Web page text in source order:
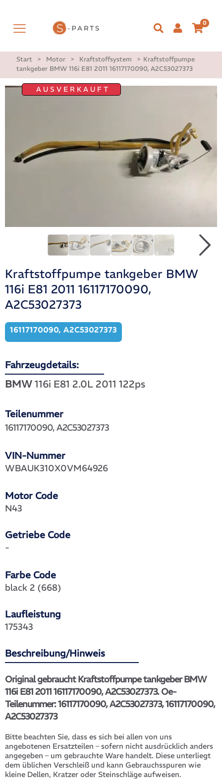
0
Start > Motor > Kraftstoffsystem > Kraftstoffpumpe
tankgeber BMW 116i E81 2011 16117170090, A2C53027373
AUSVERKAUFT
Kraftstoffpumpe tankgeber BMW
116i E81 2011 16117170090,
A2C53027373
16117170090, A2C53027373
Fahrzeugdetails:
BMW 116i E81 2.0L 2011 122ps
Teilenummer
VIN-Nummer
16117170090, A2C53027373
WBAUK310X0VM64926
Motor Code
Getriebe Code
N43
-
Farbe Code
Laufleistung
black 2 (668)
175343
Beschreibung/Hinweis
Original gebraucht Kraftstoffpumpe tankgeber BMW
116i E81 2011 16117170090, A2C53027373. Oe-
Teilenummer: 16117170090, A2C53027373, 16117170090,
A2C53027373
Bitte beachten Sie, dass es sich bei allen von uns
angebotenen Ersatzteilen – sofern nicht ausdrücklich anders
angegeben – um gebrauchte Ware handelt. Diese unterliegt
dem üblichen Verschleiß und kann Gebrauchsspuren wie
kleine Dellen, Kratzer oder Steinschläge aufweisen.